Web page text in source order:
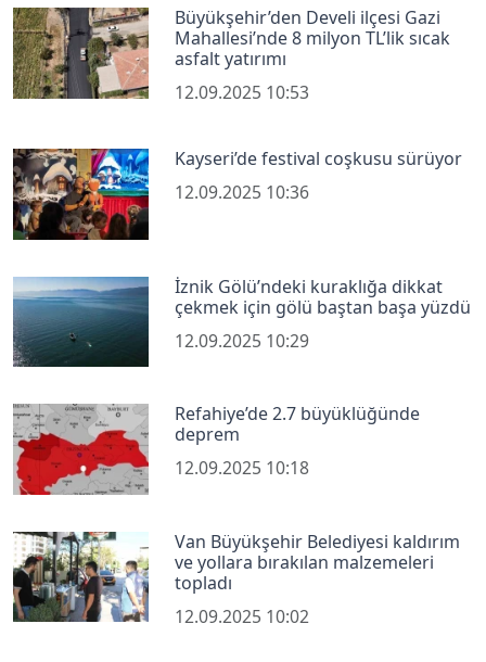
Büyükşehir’den Develi ilçesi Gazi
Mahallesi’nde 8 milyon TL’lik sıcak
asfalt yatırımı
12.09.2025 10:53
Kayseri’de festival coşkusu sürüyor
12.09.2025 10:36
İznik Gölü’ndeki kuraklığa dikkat
çekmek için gölü baştan başa yüzdü
12.09.2025 10:29
Refahiye’de 2.7 büyüklüğünde
deprem
12.09.2025 10:18
Van Büyükşehir Belediyesi kaldırım
ve yollara bırakılan malzemeleri
topladı
12.09.2025 10:02